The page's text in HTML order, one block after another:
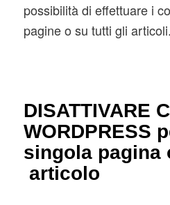
possibilità di effettuare i
pagine o su tutti gli articoli.
DISATTIVARE
WORDPRESS
singola pagina
articolo